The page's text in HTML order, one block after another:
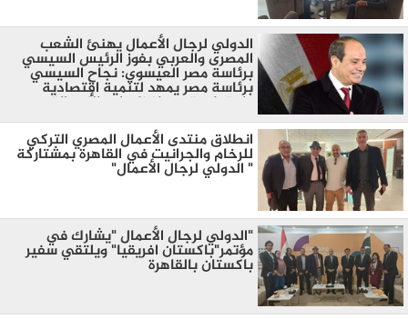
الدولي لرجال الأعمال يهنئ الشعب
المصرى والعربي بفوز الرئيس السيسي
برئاسة مصر العيسوي: نجاح السيسي
برئاسة مصر يمهد لتنمية اقتصادية
واجتماعية ويحافظ على الأمن القومي
انطلاق منتدى الأعمال المصري التركي
للرخام والجرانيت في القاهرة بمشتاركة
" الدولي لرجال الأعمال"
"الدولي لرجال الأعمال "يشارك في
مؤتمر"باكستان افريقيا" ويلتقي سفير
باكستان بالقاهرة